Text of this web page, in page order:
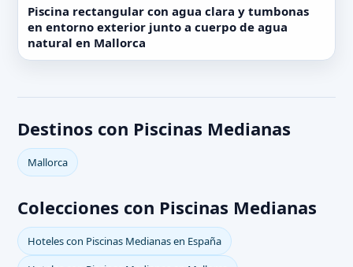
Piscina rectangular con agua clara y tumbonas
en entorno exterior junto a cuerpo de agua
natural en Mallorca
Destinos con Piscinas Medianas
Mallorca
Colecciones con Piscinas Medianas
Hoteles con Piscinas Medianas en España